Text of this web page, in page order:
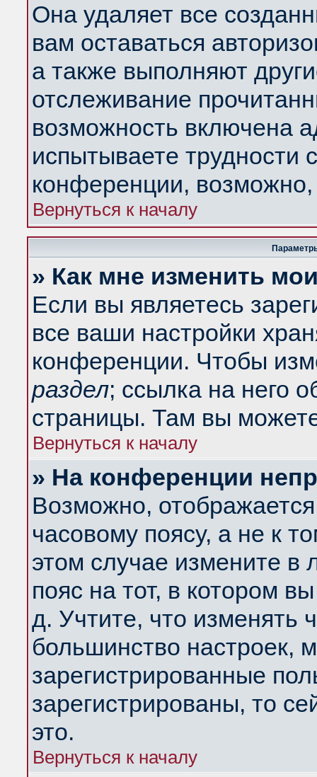
Она удаляет все
вам оставаться
а также выполняют
отслеживание
возможность включена
испытываете трудности
конференции,
Вернуться к началу
» Как мне изменить
Если вы являетесь
все ваши настройки
конференции. Чтобы
раздел; ссылка на него
страницы. Там вы
Вернуться к началу
» На конференции
Возможно,
часовому поясу, а не к
этом случае измените в
пояс на тот, в котором
д. Учтите, что изменять
большинство настроек,
зарегистрированные
зарегистрированы, то
это.
Вернуться к началу